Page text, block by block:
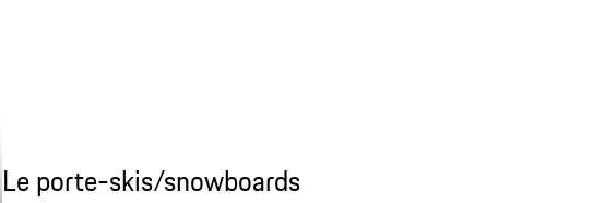
Le porte-skis/snowboards